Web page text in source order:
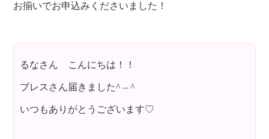
お揃いでお申込みくださいました！
るなさん こんにちは！！
ブレスさん届きました^ – ^
いつもありがとうございます♡